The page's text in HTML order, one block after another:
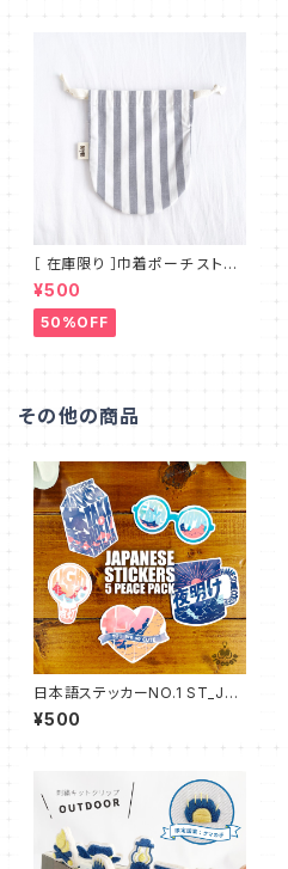
［ 在庫限り ］巾着ポーチ ストラ
イプ コロンと可愛い丸底 シンプ
ルで使いやすいマチのないフラッ
トタイプ MT_001
¥500
50%OFF
その他の商品
日本語ステッカーNO.1 ST_JP0
1
¥500